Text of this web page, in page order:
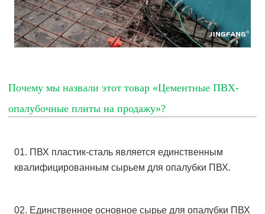
Почему мы назвали этот товар «Цементные ПВХ-
опалубочные плиты на продажу»?
01. ПВХ пластик-сталь является единственным
квалифицированным сырьем для опалубки ПВХ.
02. Единственное основное сырье для опалубки ПВХ